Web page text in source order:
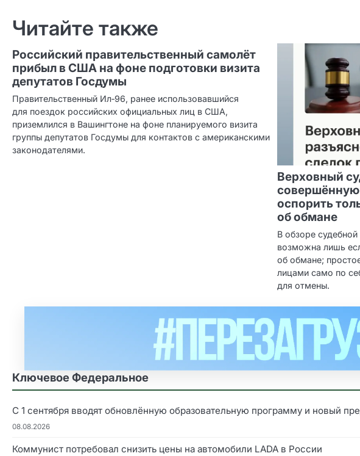
Читайте также
Российский правительственный самолёт
прибыл в США на фоне подготовки визита
депутатов Госдумы
Правительственный Ил‑96, ранее использовавшийся
для поездок российских официальных лиц в США,
приземлился в Вашингтоне на фоне планируемого визита
группы депутатов Госдумы для контактов с американскими
законодателями.
Верховный
оспорить
об обмане
В обзоре
возможна лишь
об обмане;
лицами само по
для отмены.
Ключевое Федеральное
С 1 сентября вводят обновлённую образовательную программу и новый
08.08.2026
Коммунист потребовал снизить цены на автомобили LADA в России